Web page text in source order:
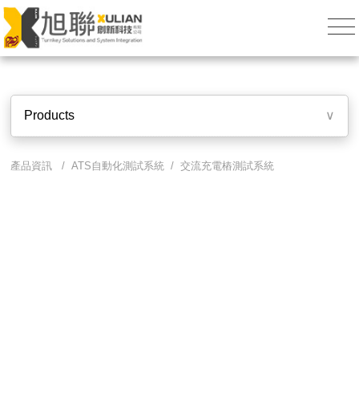
Products ∨
產品資訊 /ATS自動化測試系統 / 交流充電樁測試系統